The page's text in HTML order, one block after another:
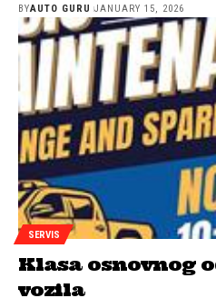
BYAUTO GURU JANUARY 15, 2026
SERVIS
Klasa osnovnog
vozila